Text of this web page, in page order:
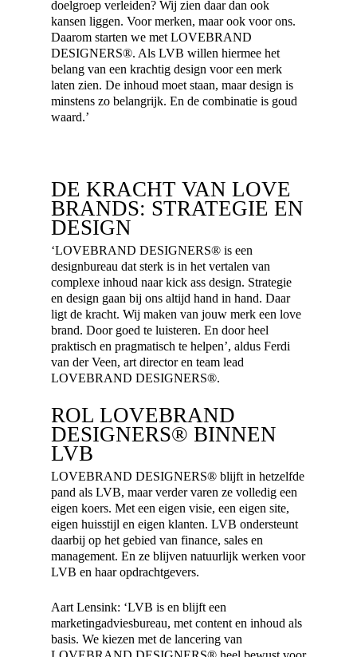
doelgroep verleiden? Wij zien daar dan ook
kansen liggen. Voor merken, maar ook voor ons.
Daarom starten we met LOVEBRAND
DESIGNERS®. Als LVB willen hiermee het
belang van een krachtig design voor een merk
laten zien. De inhoud moet staan, maar design is
minstens zo belangrijk. En de combinatie is goud
waard.’
DE KRACHT VAN LOVE
BRANDS: STRATEGIE EN
DESIGN
‘LOVEBRAND DESIGNERS® is een
designbureau dat sterk is in het vertalen van
complexe inhoud naar kick ass design. Strategie
en design gaan bij ons altijd hand in hand. Daar
ligt de kracht. Wij maken van jouw merk een love
brand. Door goed te luisteren. En door heel
praktisch en pragmatisch te helpen’, aldus Ferdi
van der Veen, art director en team lead
LOVEBRAND DESIGNERS®.
ROL LOVEBRAND
DESIGNERS® BINNEN
LVB
LOVEBRAND DESIGNERS® blijft in hetzelfde
pand als LVB, maar verder varen ze volledig een
eigen koers. Met een eigen visie, een eigen site,
eigen huisstijl en eigen klanten. LVB ondersteunt
daarbij op het gebied van finance, sales en
management. En ze blijven natuurlijk werken voor
LVB en haar opdrachtgevers.
Aart Lensink: ‘LVB is en blijft een
marketingadviesbureau, met content en inhoud als
basis. We kiezen met de lancering van